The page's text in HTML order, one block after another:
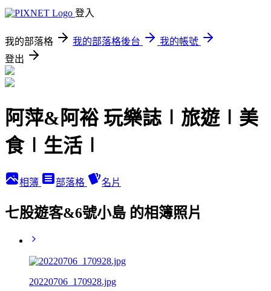
登入
我的部落格 我的部落格後台
我的帳號
登出
阿萍&阿裕 玩樂誌∣旅遊∣美
食∣生活∣
相簿 部落格 名片
七股遊客&6號小島 的相簿照片
20220706_170928.jpg